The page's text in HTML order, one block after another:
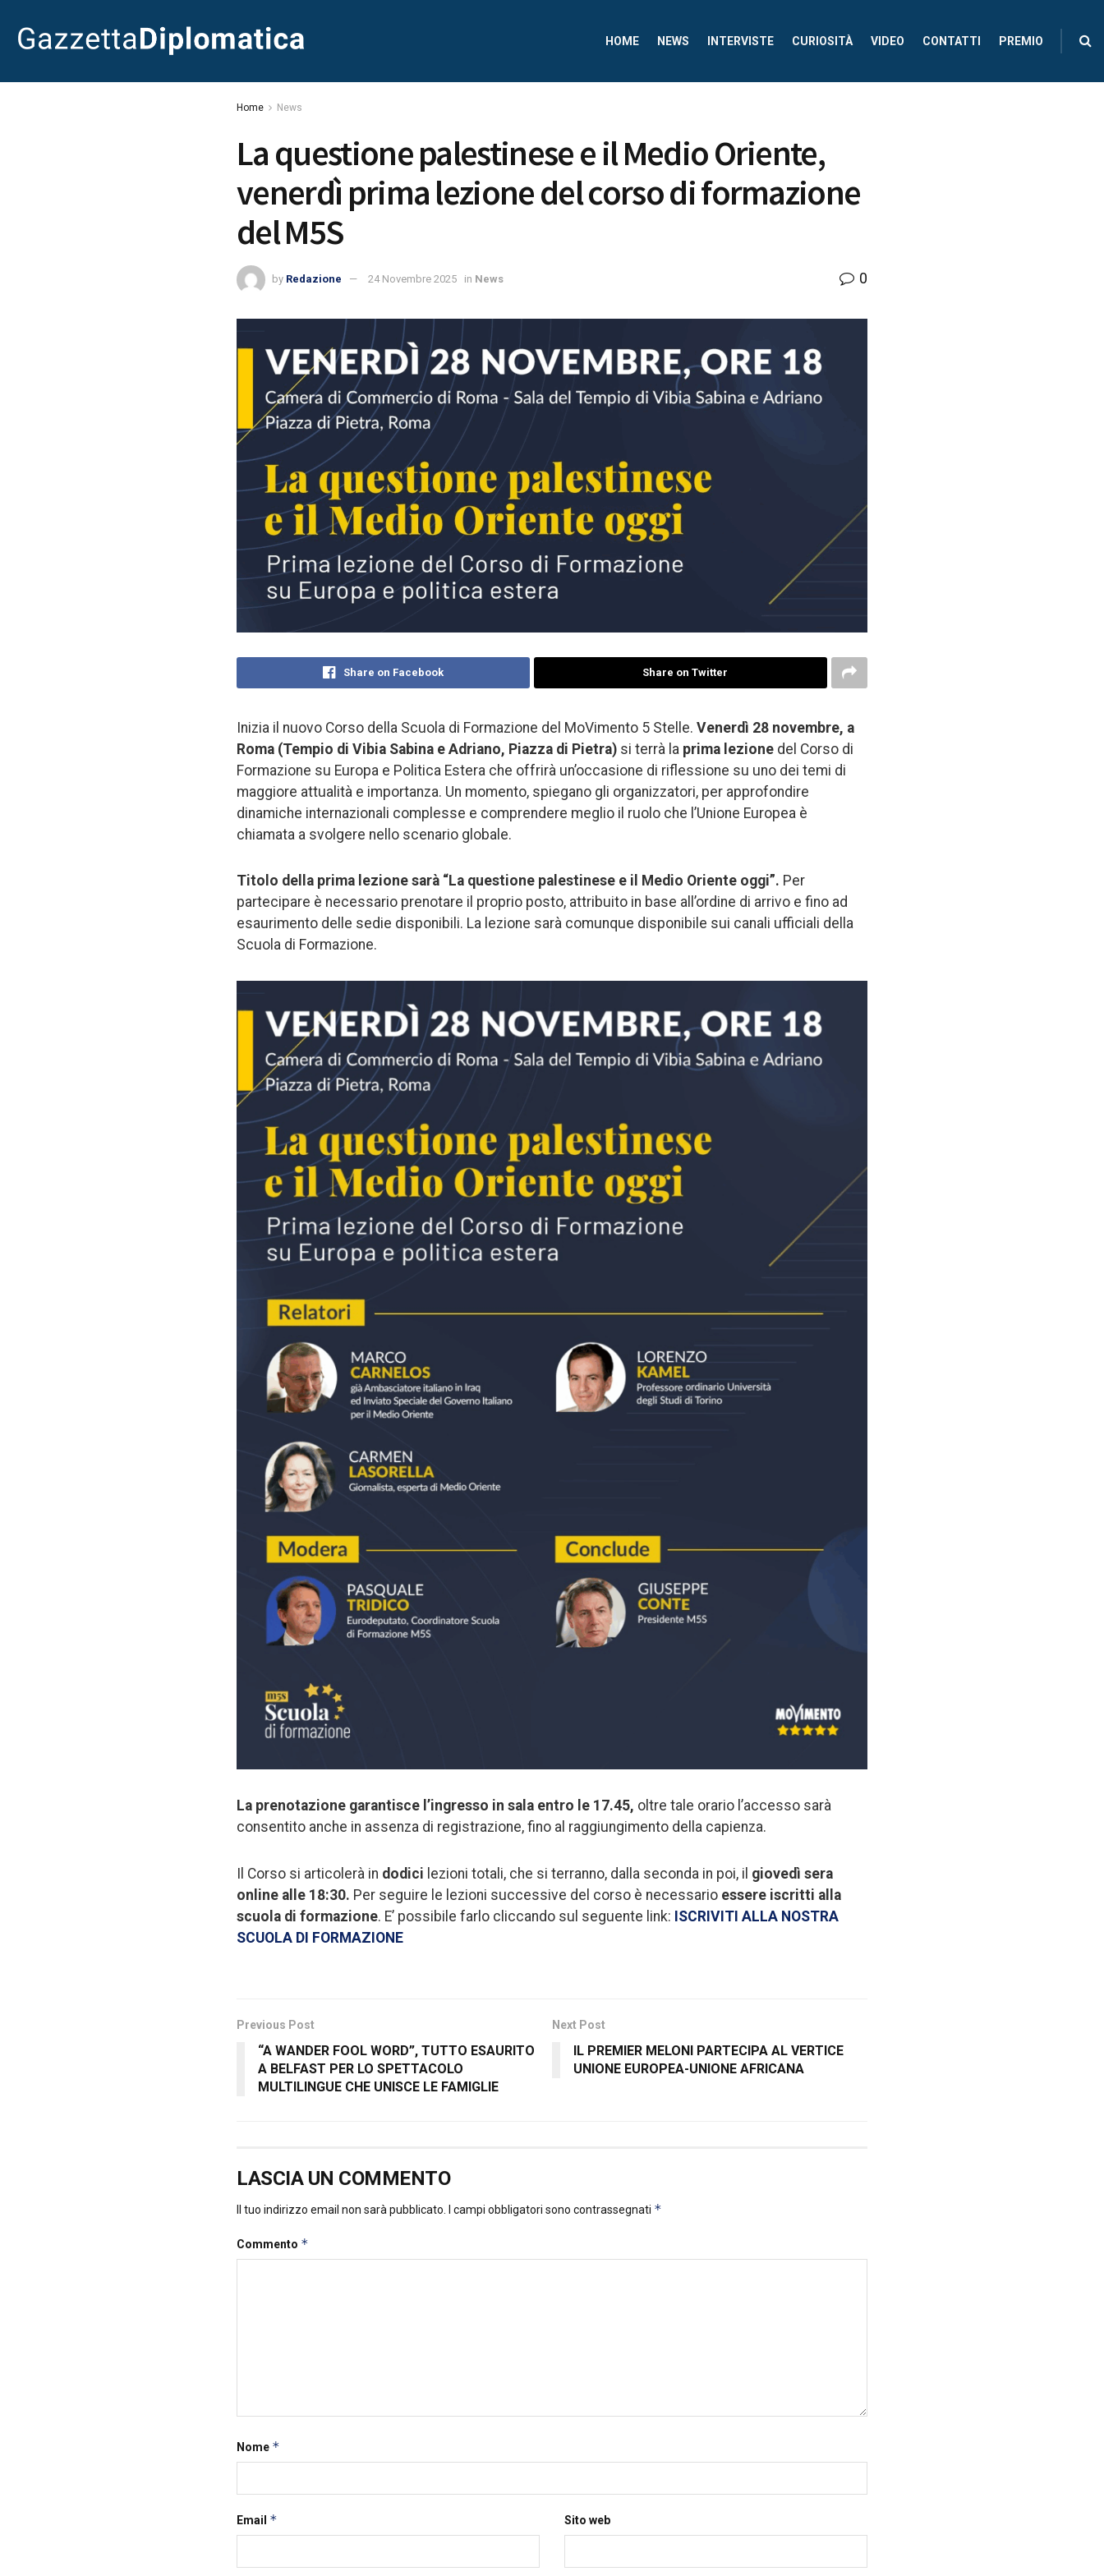
HOME NEWS INTERVISTE CURIOSITÀ VIDEO CONTATTI PREMIO
Home News
La questione palestinese e il Medio Oriente,
venerdì prima lezione del corso di formazione
del M5S
by Redazione 24 Novembre 2025 in News 0
Share on Facebook Share on Twitter
Inizia il nuovo Corso della Scuola di Formazione del MoVimento 5 Stelle. Venerdì 28 novembre, a
Roma (Tempio di Vibia Sabina e Adriano, Piazza di Pietra) si terrà la prima lezione del Corso di
Formazione su Europa e Politica Estera che offrirà un’occasione di riflessione su uno dei temi di
maggiore attualità e importanza. Un momento, spiegano gli organizzatori, per approfondire
dinamiche internazionali complesse e comprendere meglio il ruolo che l’Unione Europea è
chiamata a svolgere nello scenario globale.
Titolo della prima lezione sarà “La questione palestinese e il Medio Oriente oggi”. Per
partecipare è necessario prenotare il proprio posto, attribuito in base all’ordine di arrivo e fino ad
esaurimento delle sedie disponibili. La lezione sarà comunque disponibile sui canali ufficiali della
Scuola di Formazione.
La prenotazione garantisce l’ingresso in sala entro le 17.45, oltre tale orario l’accesso sarà
consentito anche in assenza di registrazione, fino al raggiungimento della capienza.
Il Corso si articolerà in dodici lezioni totali, che si terranno, dalla seconda in poi, il giovedì sera
online alle 18:30. Per seguire le lezioni successive del corso è necessario essere iscritti alla
scuola di formazione. E’ possibile farlo cliccando sul seguente link: ISCRIVITI ALLA NOSTRA
SCUOLA DI FORMAZIONE
Previous Post
“A WANDER FOOL WORD”, TUTTO ESAURITO
A BELFAST PER LO SPETTACOLO
MULTILINGUE CHE UNISCE LE FAMIGLIE
Next Post
IL PREMIER MELONI PARTECIPA AL VERTICE
UNIONE EUROPEA-UNIONE AFRICANA
LASCIA UN COMMENTO
Il tuo indirizzo email non sarà pubblicato. I campi obbligatori sono contrassegnati *
Commento *
Nome *
Email * Sito web